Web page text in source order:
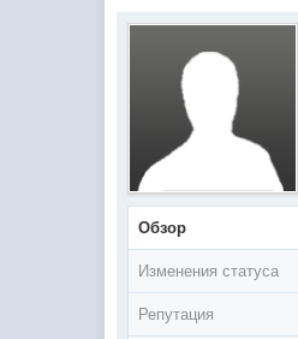
Обзор
Изменения статуса
Репутация